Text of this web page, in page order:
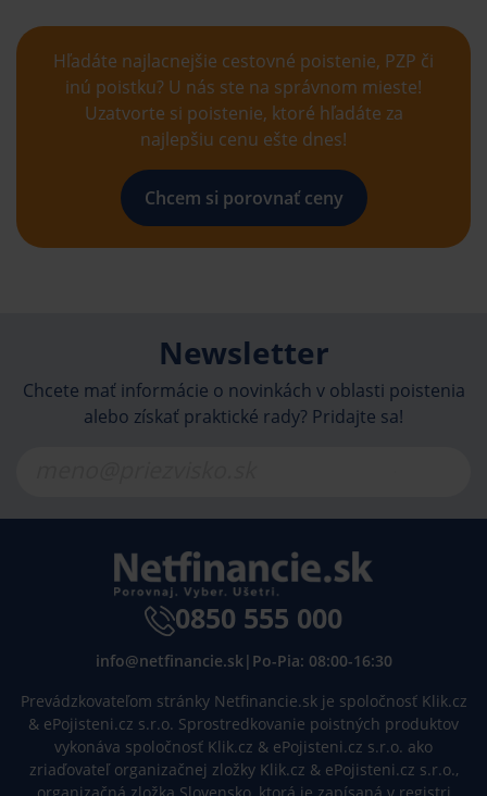
Hľadáte najlacnejšie cestovné poistenie, PZP či
inú poistku? U nás ste na správnom mieste!
Uzatvorte si poistenie, ktoré hľadáte za
najlepšiu cenu ešte dnes!
Chcem si porovnať ceny
Newsletter
Chcete mať informácie o novinkách v oblasti poistenia
alebo získať praktické rady? Pridajte sa!
0850 555 000
info@netfinancie.sk| Po-Pia: 08:00-16:30
Prevádzkovateľom stránky Netfinancie.sk je spoločnosť Klik.cz
& ePojisteni.cz s.r.o. Sprostredkovanie poistných produktov
vykonáva spoločnosť Klik.cz & ePojisteni.cz s.r.o. ako
zriaďovateľ organizačnej zložky Klik.cz & ePojisteni.cz s.r.o.,